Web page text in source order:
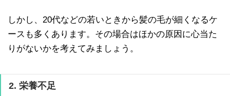
しかし、20代などの若いときから髪の毛が細くなるケ
ースも多くあります。その場合はほかの原因に心当た
りがないかを考えてみましょう。
2. 栄養不足